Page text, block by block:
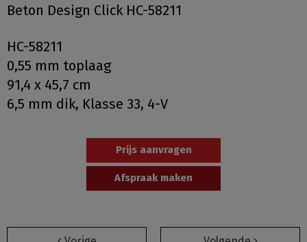
Beton Design Click HC-58211
HC-58211
0,55 mm toplaag
91,4 x 45,7 cm
6,5 mm dik, Klasse 33, 4-V
Prijs aanvragen
Afspraak maken